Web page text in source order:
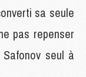
sa seule
pas repenser
seul à